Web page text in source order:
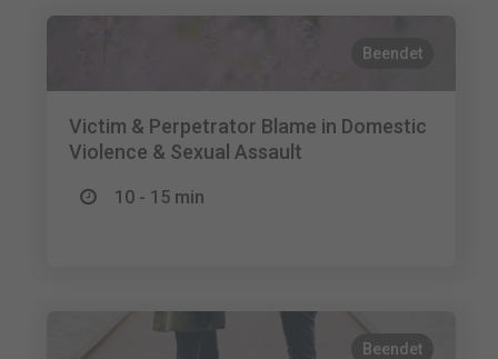
Beendet
Victim & Perpetrator Blame in Domestic
Violence & Sexual Assault
10 - 15 min
Beendet